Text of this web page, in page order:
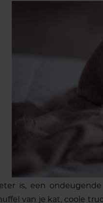
is, een
van je kat, coole